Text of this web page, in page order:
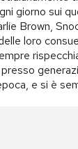
giorno sui
Brown,
loro
e si è